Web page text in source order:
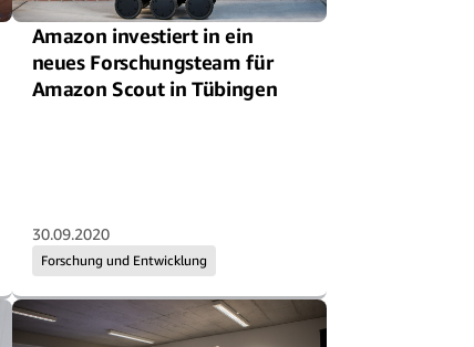
Amazon investiert in ein
neues Forschungsteam für
Amazon Scout in Tübingen
Forschung und Entwicklung
30.09.2020